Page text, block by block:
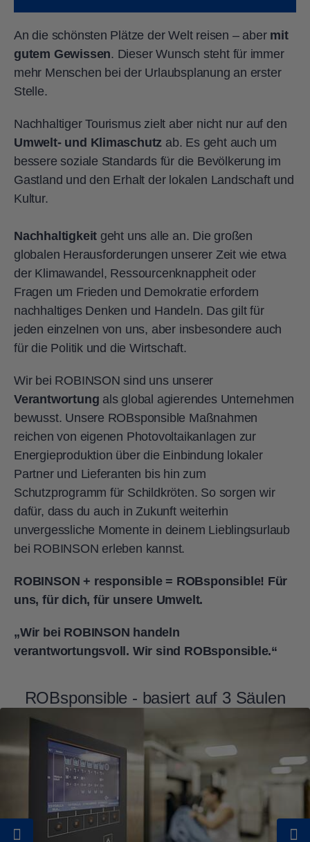
An die schönsten Plätze der Welt reisen – aber mit
gutem Gewissen. Dieser Wunsch steht für immer
mehr Menschen bei der Urlaubsplanung an erster
Stelle.
Nachhaltiger Tourismus zielt aber nicht nur auf den
Umwelt- und Klimaschutz ab. Es geht auch um
bessere soziale Standards für die Bevölkerung im
Gastland und den Erhalt der lokalen Landschaft und
Kultur.
Nachhaltigkeit geht uns alle an. Die großen
globalen Herausforderungen unserer Zeit wie etwa
der Klimawandel, Ressourcenknappheit oder
Fragen um Frieden und Demokratie erfordern
nachhaltiges Denken und Handeln. Das gilt für
jeden einzelnen von uns, aber insbesondere auch
für die Politik und die Wirtschaft.
Wir bei ROBINSON sind uns unserer
Verantwortung als global agierendes Unternehmen
bewusst. Unsere ROBsponsible Maßnahmen
reichen von eigenen Photovoltaikanlagen zur
Energieproduktion über die Einbindung lokaler
Partner und Lieferanten bis hin zum
Schutzprogramm für Schildkröten. So sorgen wir
dafür, dass du auch in Zukunft weiterhin
unvergessliche Momente in deinem Lieblingsurlaub
bei ROBINSON erleben kannst.
ROBINSON + responsible = ROBsponsible! Für
uns, für dich, für unsere Umwelt.
„Wir bei ROBINSON handeln
verantwortungsvoll. Wir sind ROBsponsible.“
ROBsponsible - basiert auf 3 Säulen